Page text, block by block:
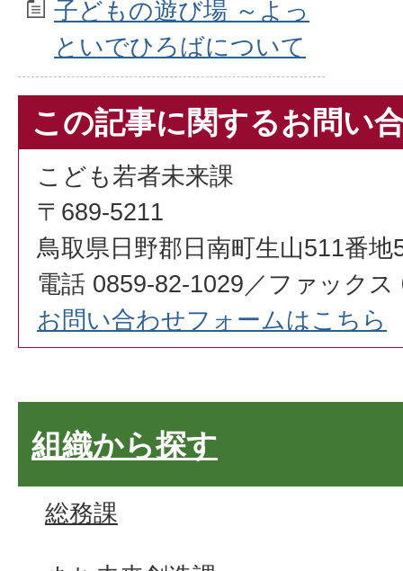
子どもの遊び場 ～よっ
といでひろばについて
この記事に関するお問い
こども若者未来課
〒689-5211
鳥取県日野郡日南町生山511番地
電話 0859-82-1029／ファックス
お問い合わせフォームはこちら
組織から探す
総務課